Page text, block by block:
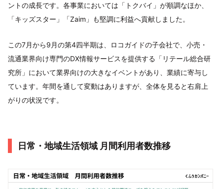
ントの成長です。各事業においては「トクバイ」が順調なほか、
「キッズスター」「Zaim」も堅調に利益へ貢献しました。
この7月から9月の第4四半期は、ロコガイドの子会社で、小売・
流通業界向け専門のDX情報サービスを提供する「リテール総合研
究所」において業界向けの大きなイベントがあり、業績に寄与し
ています。年間を通して変動はありますが、全体を見ると右肩上
がりの状況です。
日常・地域生活領域 月間利用者数推移